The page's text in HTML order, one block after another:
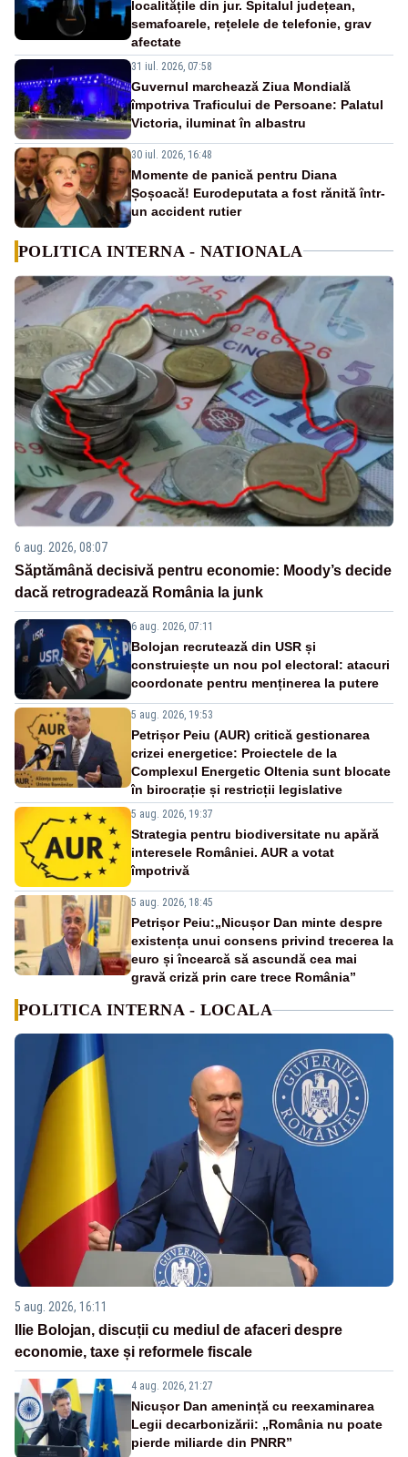
localitățile din jur. Spitalul județean,
semafoarele, rețelele de telefonie, grav
afectate
31 iul. 2026, 07:58
Guvernul marchează Ziua Mondială
împotriva Traficului de Persoane: Palatul
Victoria, iluminat în albastru
30 iul. 2026, 16:48
Momente de panică pentru Diana
Șoșoacă! Eurodeputata a fost rănită într-
un accident rutier
POLITICA INTERNA - NATIONALA
6 aug. 2026, 08:07
Săptămână decisivă pentru economie: Moody’s decide
dacă retrogradează România la junk
6 aug. 2026, 07:11
Bolojan recrutează din USR și
construiește un nou pol electoral: atacuri
coordonate pentru menținerea la putere
5 aug. 2026, 19:53
Petrișor Peiu (AUR) critică gestionarea
crizei energetice: Proiectele de la
Complexul Energetic Oltenia sunt blocate
în birocrație și restricții legislative
5 aug. 2026, 19:37
Strategia pentru biodiversitate nu apără
interesele României. AUR a votat
împotrivă
5 aug. 2026, 18:45
Petrișor Peiu:„Nicușor Dan minte despre
existența unui consens privind trecerea la
euro și încearcă să ascundă cea mai
gravă criză prin care trece România”
POLITICA INTERNA - LOCALA
5 aug. 2026, 16:11
Ilie Bolojan, discuții cu mediul de afaceri despre
economie, taxe și reformele fiscale
4 aug. 2026, 21:27
Nicușor Dan amenință cu reexaminarea
Legii decarbonizării: „România nu poate
pierde miliarde din PNRR”